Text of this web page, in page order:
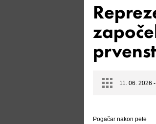
11. 06. 2026
Pogačar nakon pete